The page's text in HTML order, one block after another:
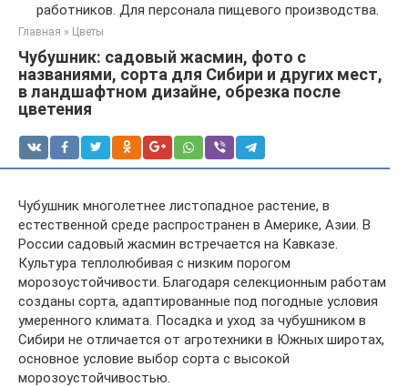
работников. Для персонала пищевого производства.
Главная » Цветы
Чубушник: садовый жасмин, фото с
названиями, сорта для Сибири и других мест,
в ландшафтном дизайне, обрезка после
цветения
Чубушник многолетнее листопадное растение, в
естественной среде распространен в Америке, Азии. В
России садовый жасмин встречается на Кавказе.
Культура теплолюбивая с низким порогом
морозоустойчивости. Благодаря селекционным работам
созданы сорта, адаптированные под погодные условия
умеренного климата. Посадка и уход за чубушником в
Сибири не отличается от агротехники в Южных широтах,
основное условие выбор сорта с высокой
морозоустойчивостью.